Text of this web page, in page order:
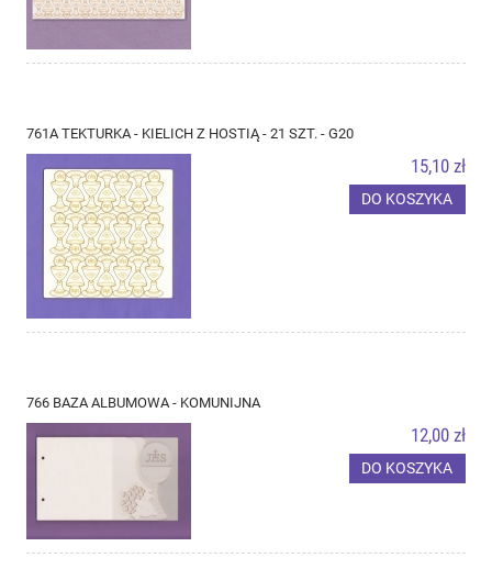
761A TEKTURKA - KIELICH Z HOSTIĄ - 21 SZT. - G20
15,10 zł
DO KOSZYKA
766 BAZA ALBUMOWA - KOMUNIJNA
12,00 zł
DO KOSZYKA